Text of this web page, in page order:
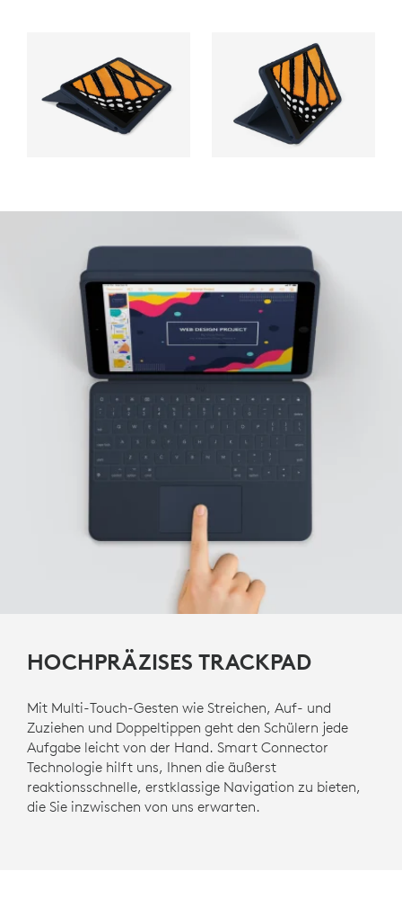
HOCHPRÄZISES TRACKPAD
Mit Multi-Touch-Gesten wie Streichen, Auf- und
Zuziehen und Doppeltippen geht den Schülern jede
Aufgabe leicht von der Hand. Smart Connector
Technologie hilft uns, Ihnen die äußerst
reaktionsschnelle, erstklassige Navigation zu bieten,
die Sie inzwischen von uns erwarten.